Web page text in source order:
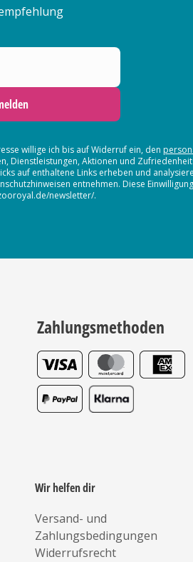
willige ich bis auf Widerruf ein, den
Dienstleistungen, Aktionen und
auf enthaltene Links erheben und
entnehmen. Diese
newsletter/.
Zahlungsmethoden
Wir helfen dir
Versand- und
Zahlungsbedingungen
Widerrufsrecht